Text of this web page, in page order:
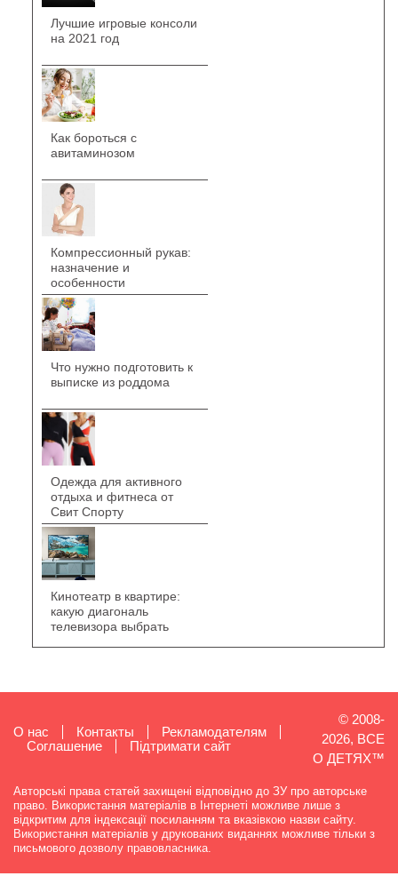
Лучшие игровые консоли
на 2021 год
Как бороться с
авитаминозом
Компрессионный рукав:
назначение и
особенности
Что нужно подготовить к
выписке из роддома
Одежда для активного
отдыха и фитнеса от
Свит Спорту
Кинотеатр в квартире:
какую диагональ
телевизора выбрать
О нас Контакты
Рекламодателям
Cоглашение
Підтримати сайт
© 2008-
2026, ВСЕ
О ДЕТЯХ™
Авторські права статей захищені відповідно до ЗУ про авторське
право. Використання матеріалів в Інтернеті можливе лише з
відкритим для індексації посиланням та вказівкою назви сайту.
Використання матеріалів у друкованих виданнях можливе тільки з
письмового дозволу правовласника.